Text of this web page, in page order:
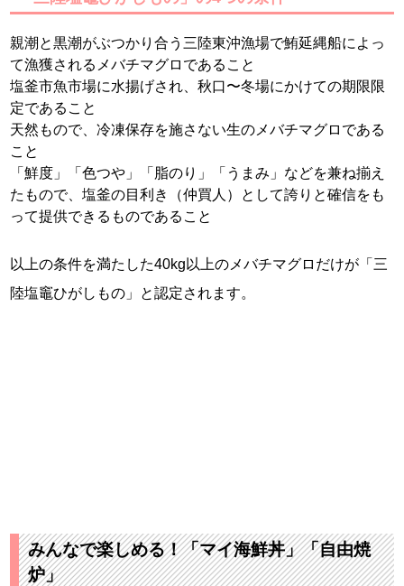
親潮と黒潮がぶつかり合う三陸東沖漁場で鮪延縄船によっ
て漁獲されるメバチマグロであること
塩釜市魚市場に水揚げされ、秋口〜冬場にかけての期限限
定であること
天然もので、冷凍保存を施さない生のメバチマグロである
こと
「鮮度」「色つや」「脂のり」「うまみ」などを兼ね揃え
たもので、塩釜の目利き（仲買人）として誇りと確信をも
って提供できるものであること
以上の条件を満たした40kg以上のメバチマグロだけが「三
陸塩竈ひがしもの」と認定されます。
みんなで楽しめる！「マイ海鮮丼」「自由焼
炉」